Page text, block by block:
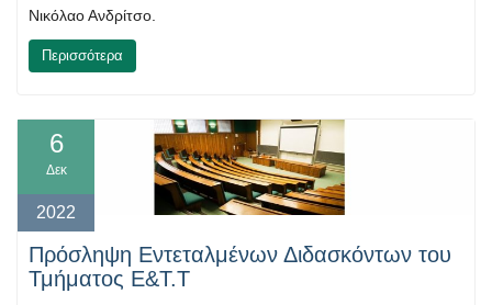
Νικόλαο Ανδρίτσο.
Περισσότερα
6
Δεκ
2022
Πρόσληψη Εντεταλμένων Διδασκόντων του
Τμήματος E&T.T